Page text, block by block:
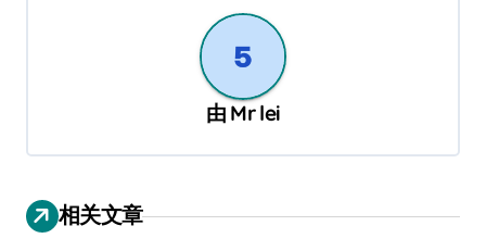
由 Mr lei
相关文章